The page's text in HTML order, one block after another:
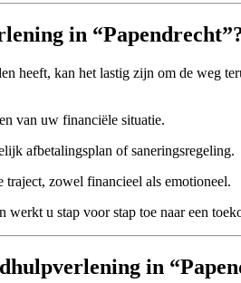
in
heeft, kan het lastig zijn om de weg
van uw financiële situatie.
afbetalingsplan of saneringsregeling.
traject, zowel financieel als emotioneel.
werkt u stap voor stap toe naar een
in